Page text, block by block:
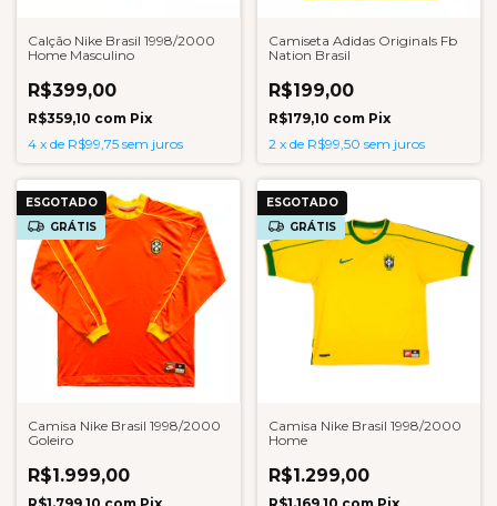
Calção Nike Brasil 1998/2000
Home Masculino
R$399,00
R$359,10 com Pix
4 x de R$99,75 sem juros
Camiseta Adidas Originals Fb
Nation Brasil
R$199,00
R$179,10 com Pix
2 x de R$99,50 sem juros
ESGOTADO
GRÁTIS
Camisa Nike Brasil 1998/2000
Goleiro
R$1.999,00
ESGOTADO
GRÁTIS
Camisa Nike Brasil 1998/2000
Home
R$1.299,00